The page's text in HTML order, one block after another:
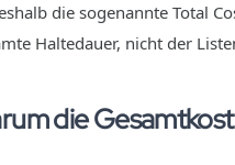
die sogenannte Total
Haltedauer, nicht der
die